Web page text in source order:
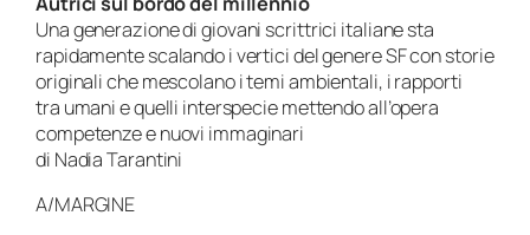
Una generazione di giovani scrittrici italiane sta
rapidamente scalando i vertici del genere SF con storie
originali che mescolano i temi ambientali, i rapporti
tra umani e quelli interspecie mettendo all’opera
competenze e nuovi immaginari
di Nadia Tarantini
A/MARGINE